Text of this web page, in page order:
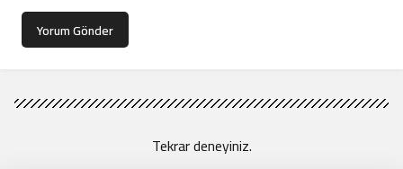
Yorum Gönder
Tekrar deneyiniz.